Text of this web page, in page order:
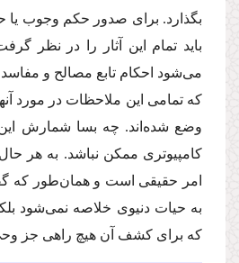
بگذارد. براى صدور حكم وجوب
باید تمام این آثار را در نظر
مى‌شود احكام تابع مصالح و
كه تمامى این ملاحظات در مورد
وضع شده‌اند. چه بسا شمارش
كامپیوترى ممكن نباشد. به هر حال
امر حقیقى است و همان‌طور كه
به حیات دنیوى خلاصه نمى‌شود
كه براى كشف آن هیچ راهى جز